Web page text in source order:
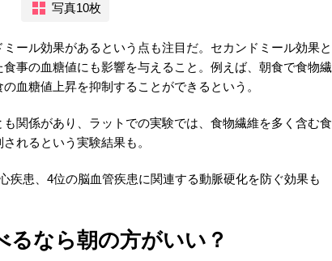
写真10枚
ール効果があるという点も注目だ。セカンドミール効果と
事の血糖値にも影響を与えること。例えば、朝食で食物繊
血糖値上昇を抑制することができるという。
関係があり、ラットでの実験では、食物繊維を多く含む食
れるという実験結果も。
疾患、4位の脳血管疾患に関連する動脈硬化を防ぐ効果も
なら朝の方がいい？